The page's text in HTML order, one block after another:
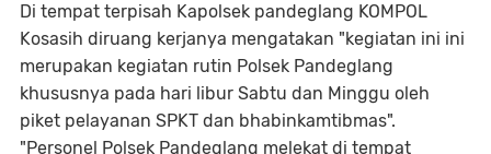
Di tempat terpisah Kapolsek pandeglang KOMPOL
Kosasih diruang kerjanya mengatakan "kegiatan ini ini
merupakan kegiatan rutin Polsek Pandeglang
khususnya pada hari libur Sabtu dan Minggu oleh
piket pelayanan SPKT dan bhabinkamtibmas".
"Personel Polsek Pandeglang melekat di tempat